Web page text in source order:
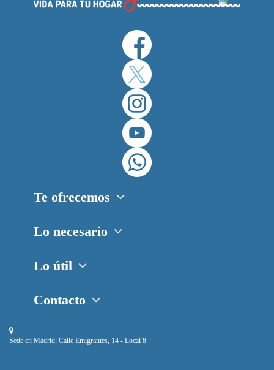
Te ofrecemos
Lo necesario
Lo útil
Contacto
Sede en Madrid: Calle Emigrantes, 14 - Local 8